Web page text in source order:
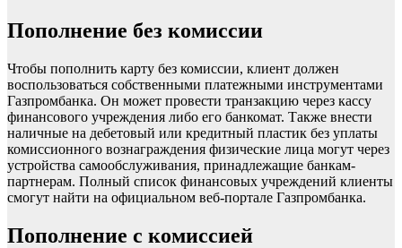
Пополнение без комиссии
Чтобы пополнить карту без комиссии, клиент должен
воспользоваться собственными платежными инструментами
Газпромбанка. Он может провести транзакцию через кассу
финансового учреждения либо его банкомат. Также внести
наличные на дебетовый или кредитный пластик без уплаты
комиссионного вознаграждения физические лица могут через
устройства самообслуживания, принадлежащие банкам-
партнерам. Полный список финансовых учреждений клиенты
смогут найти на официальном веб-портале Газпромбанка.
Пополнение с комиссией